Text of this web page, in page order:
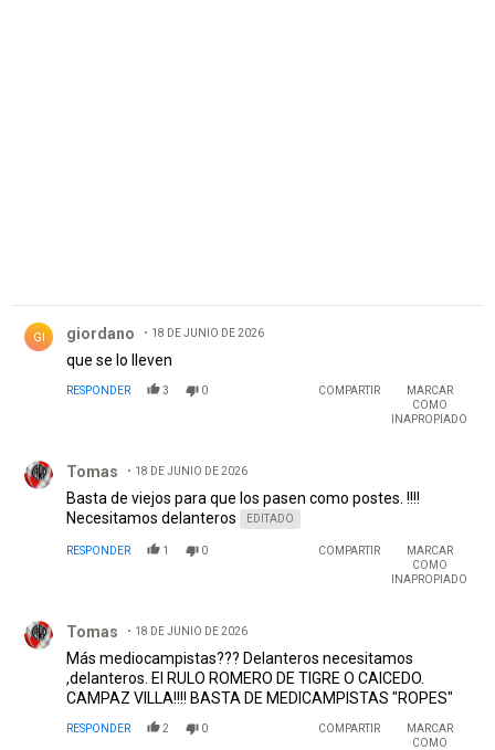
GI giordano 18 DE JUNIO DE 2026
que se lo lleven
RESPONDER 3 0 COMPARTIR
MARCAR
COMO
INAPROPIADO
Tomas 18 DE JUNIO DE 2026
Basta de viejos para que los pasen como postes. !!!!
Necesitamos delanteros
EDITADO
RESPONDER 1 0 COMPARTIR
MARCAR
COMO
INAPROPIADO
Tomas 18 DE JUNIO DE 2026
Más mediocampistas??? Delanteros necesitamos
,delanteros. El RULO ROMERO DE TIGRE O CAICEDO.
CAMPAZ VILLA!!!! BASTA DE MEDICAMPISTAS "ROPES"
RESPONDER 2 0 COMPARTIR
MARCAR
COMO